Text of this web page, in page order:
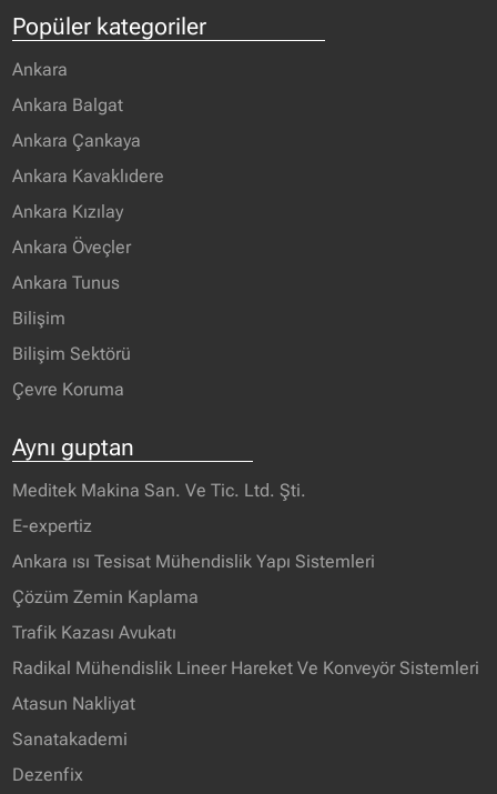
işçiliğimizle her zaman ön
Popüler kategoriler
Ankara
Ankara Balgat
Ankara Çankaya
Ankara Kavaklıdere
Ankara Kızılay
Ankara Öveçler
Ankara Tunus
Bilişim
Bilişim Sektörü
Çevre Koruma
Aynı guptan
Meditek Makina San. Ve Tic. Ltd. Şti.
E-expertiz
Ankara ısı Tesisat Mühendislik Yapı Sistemleri
Çözüm Zemin Kaplama
Trafik Kazası Avukatı
Radikal Mühendislik Lineer Hareket Ve Konveyör Sistemleri
Atasun Nakliyat
Sanatakademi
Dezenfix